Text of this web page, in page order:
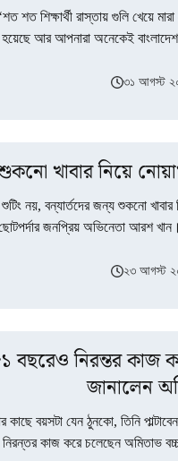
‘শত শত শিক্ষার্থী রাস্তায় গুলি খেয়ে
হয়েছে আর আপনারা অনেকেই
৩১ আগস্ট
খাবার নিয়ে
শুটিং নয়, বন্যার্তদের জন্য শুকনো
জনপ্রিয় অভিনেতা আরশ
২৩ আগস্ট
বছরেও নিরন্তর কাজ
জানালেন
কাছে বয়সটা যেন ঠুনকো, তিনি
নিরন্তর কাজ করে চলেছেন অমিতাভ